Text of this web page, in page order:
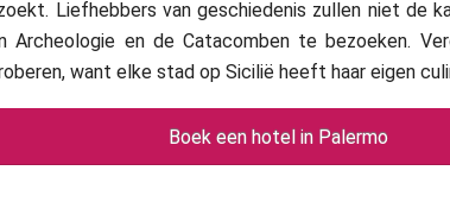
Liefhebbers van geschiedenis zullen niet de
Archeologie en de Catacomben te bezoeken.
want elke stad op Sicilië heeft haar eigen
Boek een hotel in Palermo